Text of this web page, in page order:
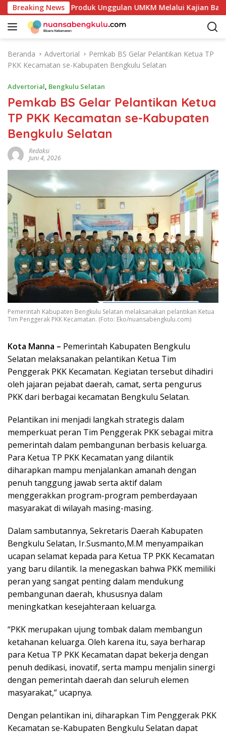
a
Breaking News
Potensi Produk Unggulan UMKM Melalui Kajian Bank
Beranda Advertorial
Pemkab BS Gelar Pelantikan Ketua TP
PKK Kecamatan se-Kabupaten Bengkulu Selatan
Advertorial, Bengkulu Selatan
Pemkab BS Gelar Pelantikan Ketua
TP PKK Kecamatan se-Kabupaten
Bengkulu Selatan
Redaksi
Juni 4, 2026
Pemerintah Kabupaten Bengkulu Selatan melaksanakan pelantikan Ketua
Tim Penggerak PKK Kecamatan. (Foto: Eko/nuansabengkulu.com)
Kota Manna – Pemerintah Kabupaten Bengkulu
Selatan melaksanakan pelantikan Ketua Tim
Penggerak PKK Kecamatan. Kegiatan tersebut dihadiri
oleh jajaran pejabat daerah, camat, serta pengurus
PKK dari berbagai kecamatan Bengkulu Selatan.
Pelantikan ini menjadi langkah strategis dalam
memperkuat peran Tim Penggerak PKK sebagai mitra
pemerintah dalam pembangunan berbasis keluarga.
Para Ketua TP PKK Kecamatan yang dilantik
diharapkan mampu menjalankan amanah dengan
penuh tanggung jawab serta aktif dalam
menggerakkan program-program pemberdayaan
masyarakat di wilayah masing-masing.
Dalam sambutannya, Sekretaris Daerah Kabupaten
Bengkulu Selatan, Ir.Susmanto,M.M menyampaikan
ucapan selamat kepada para Ketua TP PKK Kecamatan
yang baru dilantik. Ia menegaskan bahwa PKK memiliki
peran yang sangat penting dalam mendukung
pembangunan daerah, khususnya dalam
meningkatkan kesejahteraan keluarga.
“PKK merupakan ujung tombak dalam membangun
ketahanan keluarga. Oleh karena itu, saya berharap
para Ketua TP PKK Kecamatan dapat bekerja dengan
penuh dedikasi, inovatif, serta mampu menjalin sinergi
dengan pemerintah daerah dan seluruh elemen
masyarakat,” ucapnya.
Dengan pelantikan ini, diharapkan Tim Penggerak PKK
Kecamatan se-Kabupaten Bengkulu Selatan dapat